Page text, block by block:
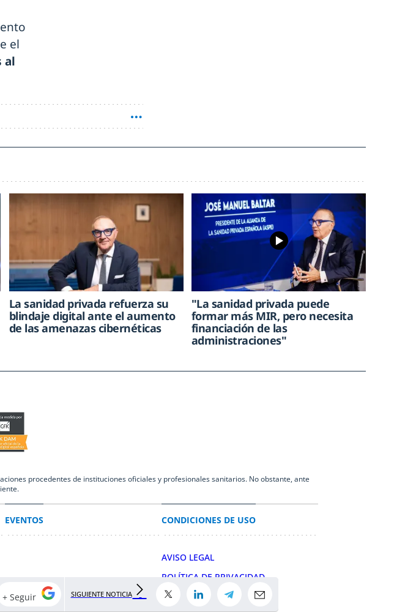
el
al
La sanidad privada refuerza su
blindaje digital ante el aumento
de las amenazas cibernéticas
"La sanidad privada puede
formar más MIR, pero necesita
financiación de las
administraciones"
SIGUIENTE NOTICIA
procedentes de instituciones oficiales y profesionales sanitarios. No obstante, ante
EVENTOS CONDICIONES DE USO
AVISO LEGAL
POLÍTICA DE PRIVACIDAD
POLÍTICA DE COOKIES